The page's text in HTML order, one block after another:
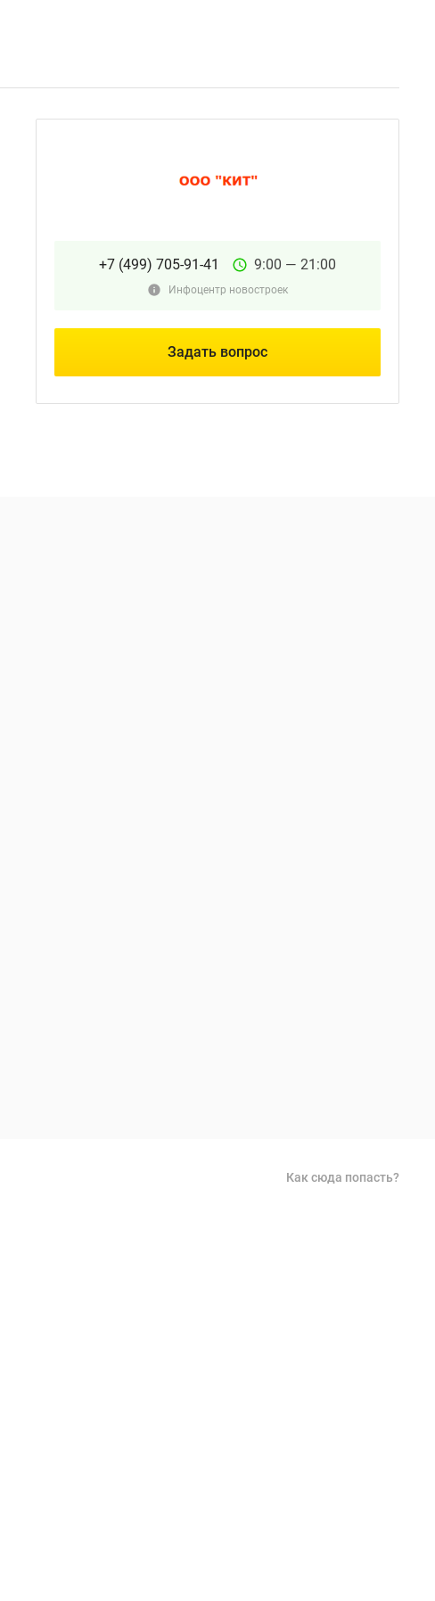
+7 (499) 705-91-41 9:00 — 21:00
Инфоцентр новостроек
Задать вопрос
Как сюда попасть?